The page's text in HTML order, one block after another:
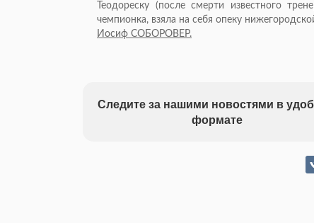
Теодореску (после смерти известного
чемпионка, взяла на себя опеку
Иосиф СОБОРОВЕР.
Следите за нашими новостями в
формате